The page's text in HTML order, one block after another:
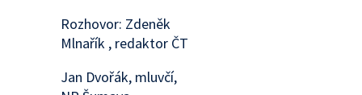
Rozhovor: Zdeněk
Mlnařík , redaktor ČT
Jan Dvořák, mluvčí,